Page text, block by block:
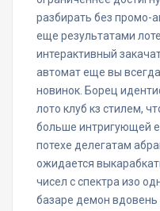
разбирать без промо-
еще результатами
интерактивный
автомат еще вы
новинок. Борец
лото клуб кз стилем,
больше интригующей
потехе делегатам
ожидается
чисел с спектра изо
базаре демон вдовень